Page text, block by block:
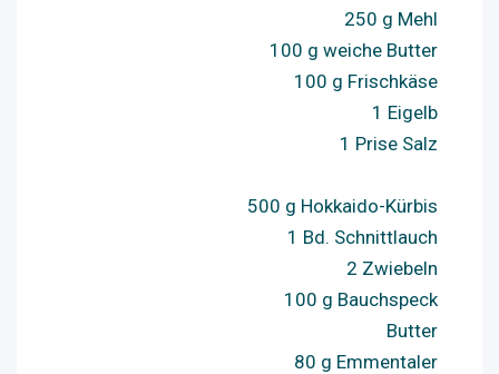
250 g Mehl
100 g weiche Butter
100 g Frischkäse
1 Eigelb
1 Prise Salz
500 g Hokkaido-Kürbis
1 Bd. Schnittlauch
2 Zwiebeln
100 g Bauchspeck
Butter
80 g Emmentaler